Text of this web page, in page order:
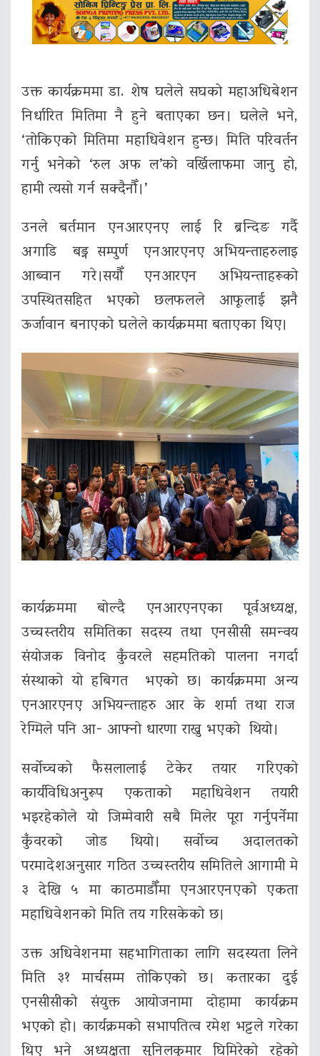
उक्त कार्यक्रममा डा. शेष घलेले सघको महाअधिबेशन
निर्धारित मितिमा नै हुने बताएका छन। घलेले भने,
‘तोकिएको मितिमा महाधिवेशन हुन्छ। मिति परिवर्तन
गर्नु भनेको ‘रुल अफ ल’को वर्खिलाफमा जानु हो,
हामी त्यसो गर्न सक्दैनौँ।’
उनले बर्तमान एनआरएनए लाई रि ब्रन्दिङ गर्दै
अगाडि बड्न सम्पुर्ण एनआरएनए अभियन्ताहरुलाइ
आब्वान गरे।सयौँ एनआरएन अभियन्ताहरूको
उपस्थितसहित भएको छलफलले आफूलाई झनै
ऊर्जावान बनाएको घलेले कार्यक्रममा बताएका थिए।
कार्यक्रममा बोल्दै एनआरएनएका पूर्वअध्यक्ष,
उच्चस्तरीय समितिका सदस्य तथा एनसीसी समन्वय
संयोजक विनोद कुँवरले सहमतिको पालना नगर्दा
संस्थाको यो हबिगत भएको छ। कार्यक्रममा अन्य
एनआरएनए अभियन्ताहरु आर के शर्मा तथा राज
रेग्मिले पनि आ- आफ्नो धारणा राख्नु भएको थियो।
सर्वोच्चको फैसलालाई टेकेर तयार गरिएको
कार्यविधिअनुरूप एकताको महाधिवेशन तयारी
भइरहेकोले यो जिम्मेवारी सबै मिलेर पूरा गर्नुपर्नेमा
कुँवरको जोड थियो। सर्वोच्च अदालतको
परमादेशअनुसार गठित उच्चस्तरीय समितिले आगामी मे
३ देखि ५ मा काठमाडौँमा एनआरएनएको एकता
महाधिवेशनको मिति तय गरिसकेको छ।
उक्त अधिवेशनमा सहभागिताका लागि सदस्यता लिने
मिति ३१ मार्चसम्म तोकिएको छ। कतारका दुई
एनसीसीको संयुक्त आयोजनामा दोहामा कार्यक्रम
भएको हो। कार्यक्रमको सभापतित्व रमेश भट्टले गरेका